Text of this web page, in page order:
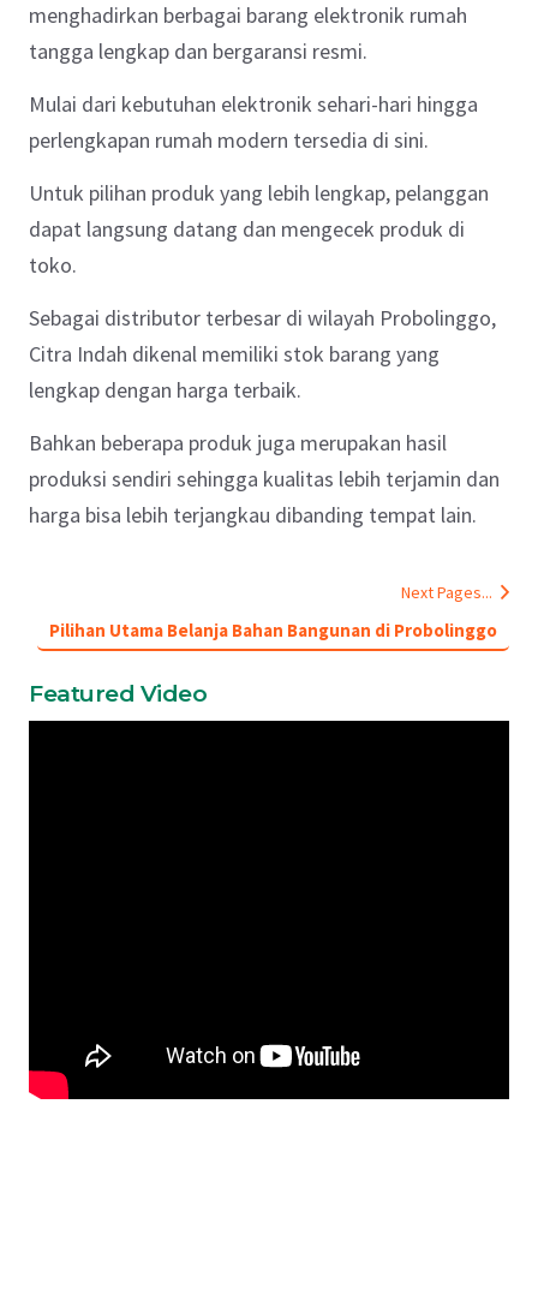
menghadirkan berbagai barang elektronik rumah
tangga lengkap dan bergaransi resmi.
Mulai dari kebutuhan elektronik sehari-hari hingga
perlengkapan rumah modern tersedia di sini.
Untuk pilihan produk yang lebih lengkap, pelanggan
dapat langsung datang dan mengecek produk di
toko.
Sebagai distributor terbesar di wilayah Probolinggo,
Citra Indah dikenal memiliki stok barang yang
lengkap dengan harga terbaik.
Bahkan beberapa produk juga merupakan hasil
produksi sendiri sehingga kualitas lebih terjamin dan
harga bisa lebih terjangkau dibanding tempat lain.
Next Pages...
Pilihan Utama Belanja Bahan Bangunan di Probolinggo
Featured Video